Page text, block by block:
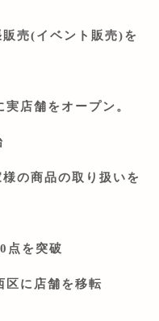
売(イベント販売)を
店舗をオープン。
商品の取り扱いを
点を突破
に店舗を移転